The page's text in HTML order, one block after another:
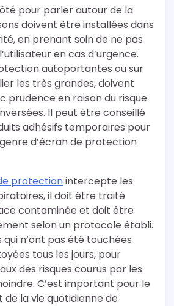
pour parler autour de la
doivent être installées dans
en prenant soin de ne pas
en cas d’urgence.
autoportantes ou sur
les très grandes, doivent
prudence en raison du risque
Il peut être conseillé
adhésifs temporaires pour
d’écran de protection
protectionintercepte les
il doit être traité
contaminée et doit être
selon un protocole établi.
n’ont pas été touchées
tous les jours, pour
des risques courus par les
C’est important pour le
la vie quotidienne de